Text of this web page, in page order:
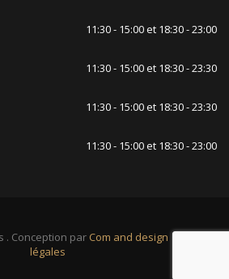
11:30 - 15:00 et 18:30 - 23:00
11:30 - 15:00 et 18:30 - 23:30
11:30 - 15:00 et 18:30 - 23:30
11:30 - 15:00 et 18:30 - 23:00
. Conception par Com and design |
légales